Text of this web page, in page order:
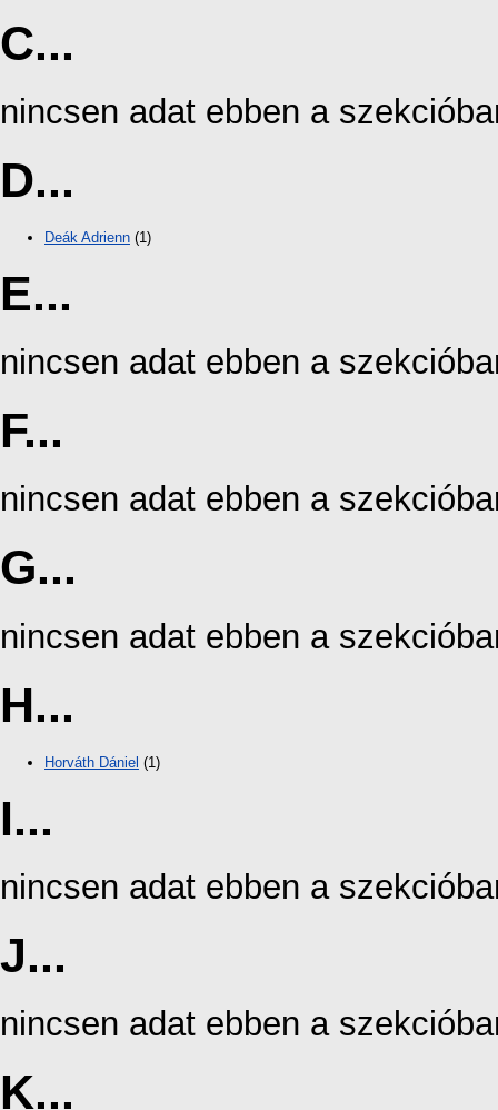
C...
nincsen adat ebben a
D...
Deák Adrienn (1)
E...
nincsen adat ebben a
F...
nincsen adat ebben a
G...
nincsen adat ebben a
H...
Horváth Dániel (1)
I...
nincsen adat ebben a
J...
nincsen adat ebben a
K...